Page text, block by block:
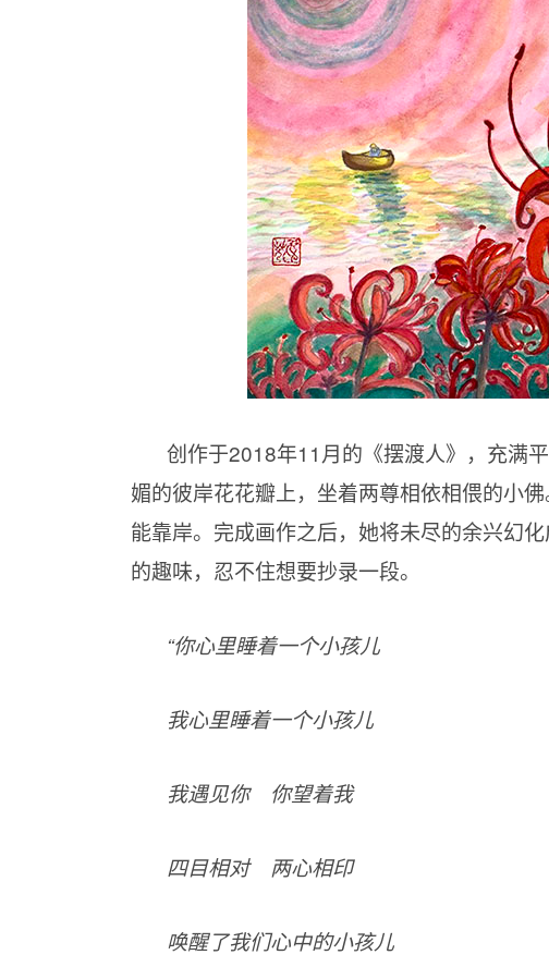
创作于2018年11月的《摆渡人》，充满
媚的彼岸花花瓣上，坐着两尊相依相偎的小
能靠岸。完成画作之后，她将未尽的余兴幻
的趣味，忍不住想要抄录一段。
“你心里睡着一个小孩儿
我心里睡着一个小孩儿
我遇见你 你望着我
四目相对 两心相印
唤醒了我们心中的小孩儿